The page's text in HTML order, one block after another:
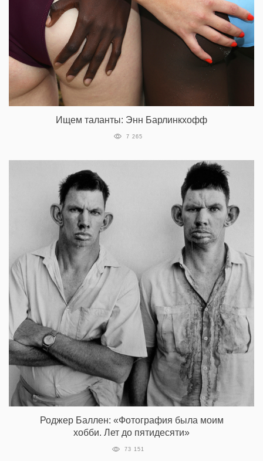
Ищем таланты: Энн Барлинкхофф
7 265
Роджер Баллен: «Фотография была моим
хобби. Лет до пятидесяти»
73 151